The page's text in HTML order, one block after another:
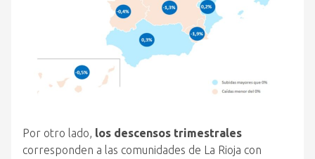
Por otro lado, los descensos trimestrales
corresponden a las comunidades de La Rioja con